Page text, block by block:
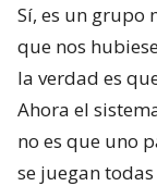
Sí, es un
que nos
la verdad es
Ahora el
no es que uno
se juegan